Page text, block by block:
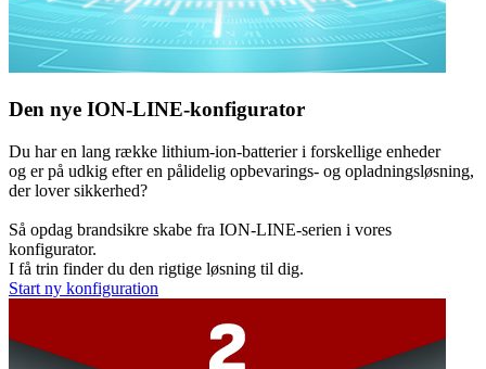
Den nye ION-LINE-konfigurator
Du har en lang række lithium-ion-batterier i forskellige enheder
og er på udkig efter en pålidelig opbevarings- og opladningsløsning,
der lover sikkerhed?
Så opdag brandsikre skabe fra ION-LINE-serien i vores
konfigurator.
I få trin finder du den rigtige løsning til dig.
Start ny konfiguration